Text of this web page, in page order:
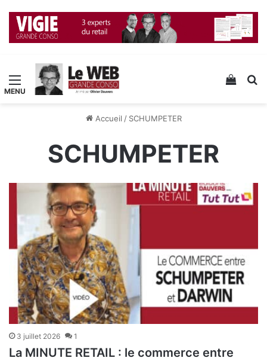
Menu Voir
Accueil / SCHUMPETER
SCHUMPETER
3 juillet 2026 1
La MINUTE RETAIL : le commerce entre